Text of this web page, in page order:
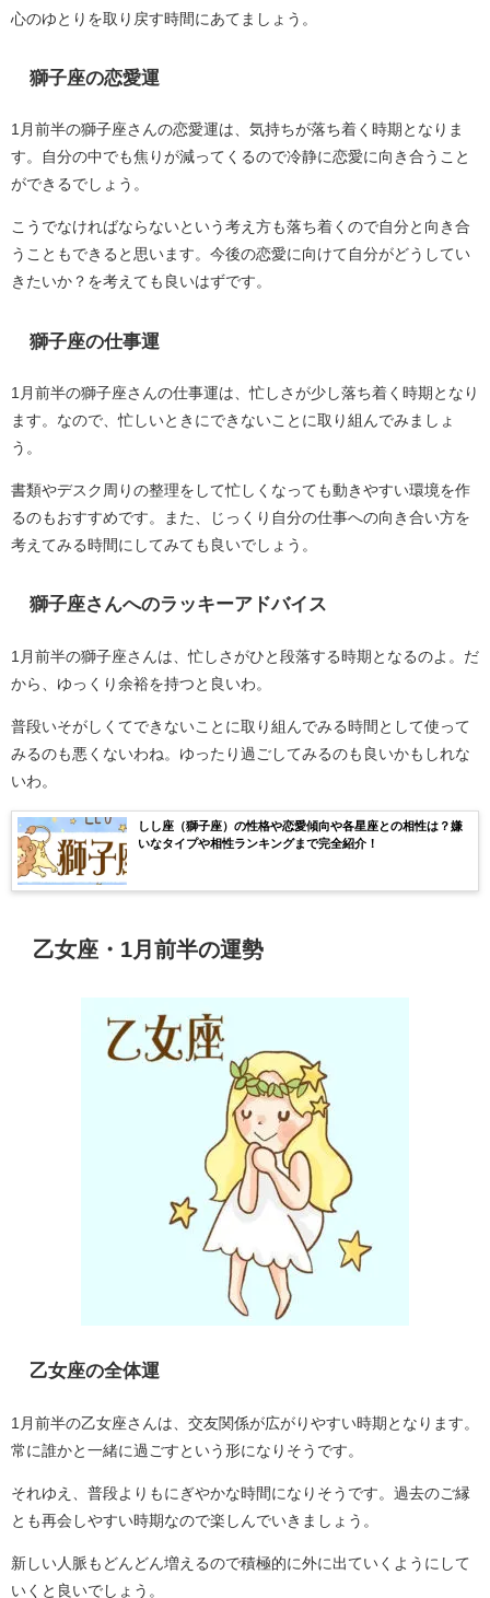
心のゆとりを取り戻す時間にあてましょう。
獅子座の恋愛運
1月前半の獅子座さんの恋愛運は、気持ちが落ち着く時期となりま
す。自分の中でも焦りが減ってくるので冷静に恋愛に向き合うこと
ができるでしょう。
こうでなければならないという考え方も落ち着くので自分と向き合
うこともできると思います。今後の恋愛に向けて自分がどうしてい
きたいか？を考えても良いはずです。
獅子座の仕事運
1月前半の獅子座さんの仕事運は、忙しさが少し落ち着く時期となり
ます。なので、忙しいときにできないことに取り組んでみましょ
う。
書類やデスク周りの整理をして忙しくなっても動きやすい環境を作
るのもおすすめです。また、じっくり自分の仕事への向き合い方を
考えてみる時間にしてみても良いでしょう。
獅子座さんへのラッキーアドバイス
1月前半の獅子座さんは、忙しさがひと段落する時期となるのよ。だ
から、ゆっくり余裕を持つと良いわ。
普段いそがしくてできないことに取り組んでみる時間として使って
みるのも悪くないわね。ゆったり過ごしてみるのも良いかもしれな
いわ。
しし座（獅子座）の性格や恋愛傾向や各星座との相性は？嫌
いなタイプや相性ランキングまで完全紹介！
乙女座・1月前半の運勢
乙女座の全体運
1月前半の乙女座さんは、交友関係が広がりやすい時期となります。
常に誰かと一緒に過ごすという形になりそうです。
それゆえ、普段よりもにぎやかな時間になりそうです。過去のご縁
とも再会しやすい時期なので楽しんでいきましょう。
新しい人脈もどんどん増えるので積極的に外に出ていくようにして
いくと良いでしょう。